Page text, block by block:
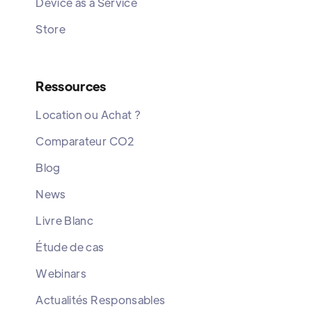
Store
Ressources
Location ou Achat ?
Comparateur CO2
Blog
News
Livre Blanc
Étude de cas
Webinars
Actualités Responsables